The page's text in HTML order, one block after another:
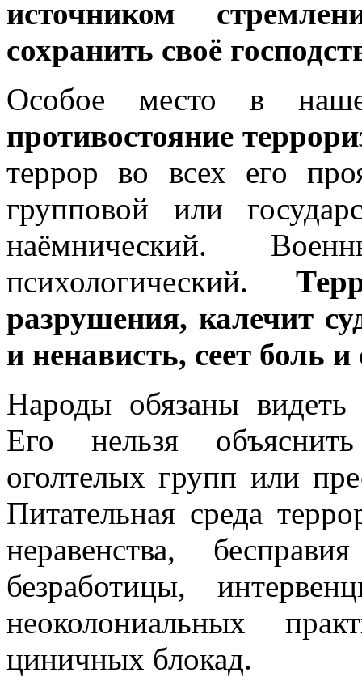
источником
сохранить своё
Особое место в
противостояние
террор во всех его
групповой или
наёмнический.
психологический.
разрушения, калечит
и ненависть, сеет боль
Народы обязаны видеть
Его нельзя
оголтелых групп или
Питательная среда
неравенства,
безработицы,
неоколониальных
циничных блокад.